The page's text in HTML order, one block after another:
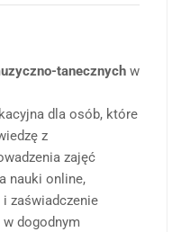
tanecznych w
dla osób, które
z
zajęć
nauki online,
zaświadczenie
dogodnym